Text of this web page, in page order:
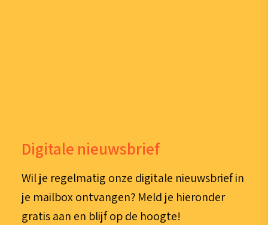
Digitale nieuwsbrief
Wil je regelmatig onze digitale nieuwsbrief in
je mailbox ontvangen? Meld je hieronder
gratis aan en blijf op de hoogte!